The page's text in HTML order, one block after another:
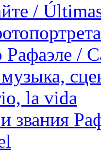
/
Рафаэле /
la vida
звания